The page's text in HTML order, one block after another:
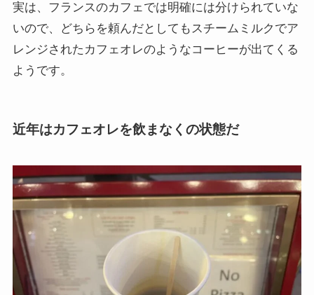
実は、フランスのカフェでは明確には分けられていな
いので、どちらを頼んだとしてもスチームミルクでア
レンジされたカフェオレのようなコーヒーが出てくる
ようです。
近年はカフェオレを飲まなくの状態だ